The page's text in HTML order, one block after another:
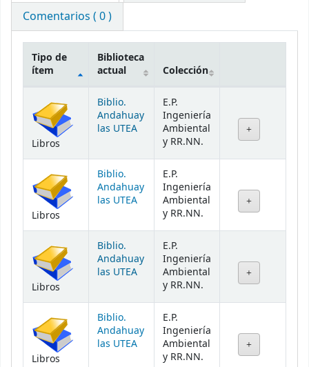
Comentarios ( 0 )
Tipo de
ítem
Biblioteca
actual
Colección
Libros
Biblio.
Andahuay
las UTEA
E.P.
Ingeniería
Ambiental
y RR.NN.
Libros
Biblio.
Andahuay
las UTEA
E.P.
Ingeniería
Ambiental
y RR.NN.
Libros
Biblio.
Andahuay
las UTEA
E.P.
Ingeniería
Ambiental
y RR.NN.
Libros
Biblio.
Andahuay
las UTEA
E.P.
Ingeniería
Ambiental
y RR.NN.